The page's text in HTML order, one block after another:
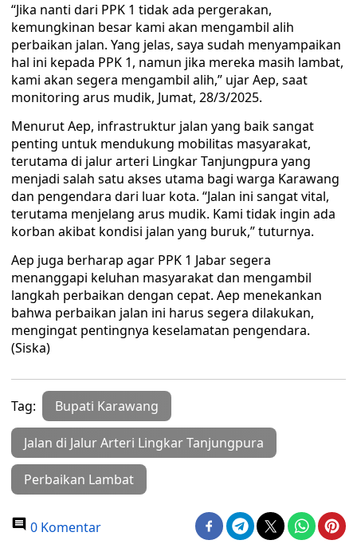
“Jika nanti dari PPK 1 tidak ada pergerakan,
kemungkinan besar kami akan mengambil alih
perbaikan jalan. Yang jelas, saya sudah menyampaikan
hal ini kepada PPK 1, namun jika mereka masih lambat,
kami akan segera mengambil alih,” ujar Aep, saat
monitoring arus mudik, Jumat, 28/3/2025.
Menurut Aep, infrastruktur jalan yang baik sangat
penting untuk mendukung mobilitas masyarakat,
terutama di jalur arteri Lingkar Tanjungpura yang
menjadi salah satu akses utama bagi warga Karawang
dan pengendara dari luar kota. “Jalan ini sangat vital,
terutama menjelang arus mudik. Kami tidak ingin ada
korban akibat kondisi jalan yang buruk,” tuturnya.
Aep juga berharap agar PPK 1 Jabar segera
menanggapi keluhan masyarakat dan mengambil
langkah perbaikan dengan cepat. Aep menekankan
bahwa perbaikan jalan ini harus segera dilakukan,
mengingat pentingnya keselamatan pengendara.
(Siska)
Tag: Bupati Karawang
Jalan di Jalur Arteri Lingkar Tanjungpura
Perbaikan Lambat
0 Komentar